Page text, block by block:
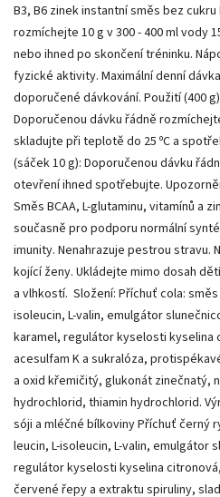
B3, B6 zinek instantní směs bez
rozmíchejte 10 g v 300 - 400 ml vody
nebo ihned po skončení tréninku.
fyzické aktivity. Maximální denní
doporučené dávkování. Použití (400
Doporučenou dávku řádně
skladujte při teplotě do 25 ºC a
(sáček 10 g): Doporučenou dávku
otevření ihned spotřebujte.
Směs BCAA, L-glutaminu, vitamínů a
současně pro podporu normální
imunity. Nenahrazuje pestrou stravu.
kojící ženy. Ukládejte mimo dosah
a vlhkostí. Složení: Příchuť cola: směs
isoleucin, L-valin, emulgátor
karamel, regulátor kyselosti kyselina
acesulfam K a sukralóza,
a oxid křemičitý, glukonát zinečnatý,
hydrochlorid, thiamin hydrochlorid.
sóji a mléčné bílkoviny Příchuť černý
leucin, L-isoleucin, L-valin, emulgátor
regulátor kyselosti kyselina
červené řepy a extraktu spiruliny,